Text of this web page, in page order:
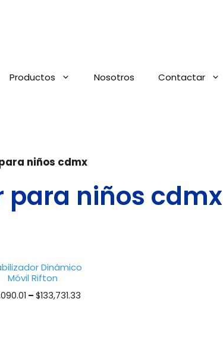
Productos Nosotros Contactar
niños cdmx
para niños cdmx
Dinámico
Móvil Rifton
– $133,731.33